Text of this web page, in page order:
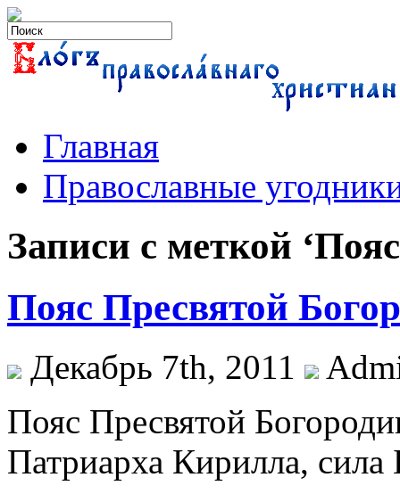
Главная
Православные
Записи с меткой
Пояс Пресвятой
Декабрь 7th, 2011
Пояс Пресвятой
Патриарха Кирилла, сила